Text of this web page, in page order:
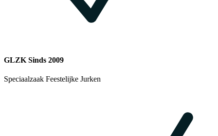
GLZK Sinds 2009
Speciaalzaak Feestelijke Jurken